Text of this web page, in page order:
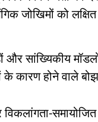
जोखिमों को
सांख्यिकीय
के कारण होने वाले